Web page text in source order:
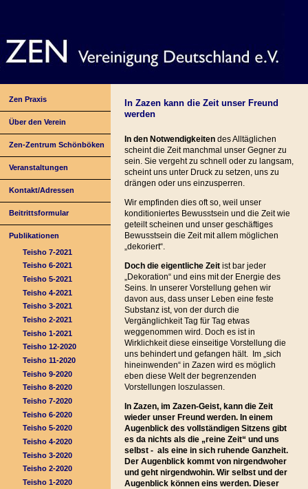
Zen Praxis
Über den Verein
Zen-Zentrum Schönböken
Veranstaltungen
Kontakt/Adressen
Beitrittsformular
Publikationen
Teisho 7-2021
Teisho 6-2021
Teisho 5-2021
Teisho 4-2021
Teisho 3-2021
Teisho 2-2021
Teisho 1-2021
Teisho 12-2020
Teisho 11-2020
Teisho 9-2020
Teisho 8-2020
Teisho 7-2020
Teisho 6-2020
Teisho 5-2020
Teisho 4-2020
Teisho 3-2020
Teisho 2-2020
Teisho 1-2020
In Zazen kann die Zeit unser Freund
werden
In den Notwendigkeitendes Alltäglichen
scheint die Zeit manchmal unser Gegner zu
sein. Sie vergeht zu schnell oder zu langsam,
scheint uns unter Druck zu setzen, uns zu
drängen oder uns einzusperren.
Wir empfinden dies oft so, weil unser
konditioniertes Bewusstsein und die Zeit wie
geteilt scheinen und unser geschäftiges
Bewusstsein die Zeit mit allem möglichen
„dekoriert“.
Doch die eigentliche Zeitist bar jeder
„Dekoration“ und eins mit der Energie des
Seins. In unserer Vorstellung gehen wir
davon aus, dass unser Leben eine feste
Substanz ist, von der durch die
Vergänglichkeit Tag für Tag etwas
weggenommen wird. Doch es ist in
Wirklichkeit diese einseitige Vorstellung die
uns behindert und gefangen hält. Im „sich
hineinwenden“ in Zazen wird es möglich
eben diese Welt der begrenzenden
Vorstellungen loszulassen.
In Zazen, im Zazen-Geist, kann die Zeit
wieder unser Freund werden. In einem
Augenblick des vollständigen Sitzens gibt
es da nichts als die „reine Zeit“ und uns
selbst - als eine in sich ruhende Ganzheit.
Der Augenblick kommt von nirgendwoher
und geht nirgendwohin. Wir selbst und der
Augenblick können eins werden. Dieser